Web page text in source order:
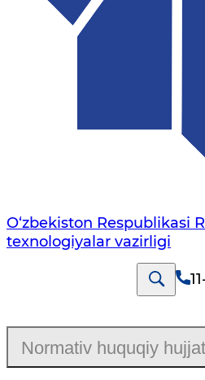
O‘zbekiston Respublikasi
texnologiyalar vazirligi
Normativ huquqiy